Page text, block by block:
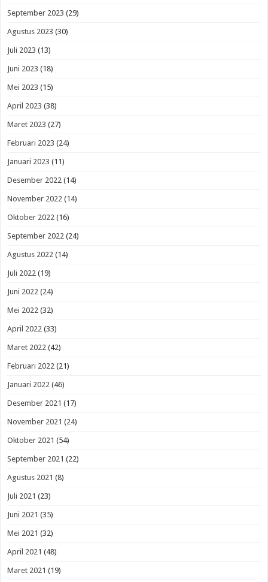
September 2023 (29)
Agustus 2023 (30)
Juli 2023 (13)
Juni 2023 (18)
Mei 2023 (15)
April 2023 (38)
Maret 2023 (27)
Februari 2023 (24)
Januari 2023 (11)
Desember 2022 (14)
November 2022 (14)
Oktober 2022 (16)
September 2022 (24)
Agustus 2022 (14)
Juli 2022 (19)
Juni 2022 (24)
Mei 2022 (32)
April 2022 (33)
Maret 2022 (42)
Februari 2022 (21)
Januari 2022 (46)
Desember 2021 (17)
November 2021 (24)
Oktober 2021 (54)
September 2021 (22)
Agustus 2021 (8)
Juli 2021 (23)
Juni 2021 (35)
Mei 2021 (32)
April 2021 (48)
Maret 2021 (19)